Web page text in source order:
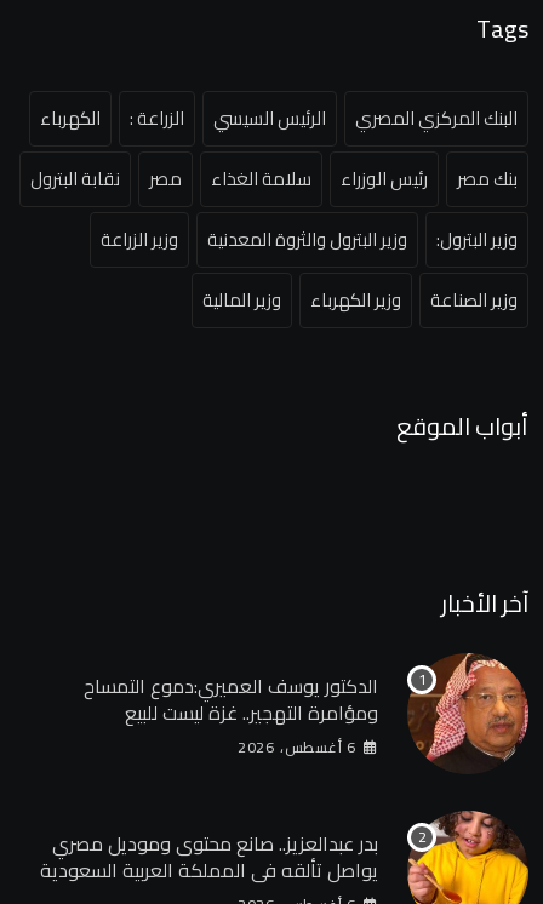
Tags
البنك المركزي المصري الرئيس السيسي الزراعة :
الكهرباء
بنك مصر
رئيس الوزراء سلامة الغذاء مصر
نقابة البترول
وزير البترول:
وزير البترول والثروة المعدنية
وزير الزراعة
وزير الصناعة
وزير الكهرباء وزير المالية
أبواب الموقع
آخر الأخبار
الدكتور يوسف العميري:دموع التمساح
ومؤامرة التهجير.. غزة ليست للبيع
6 أغسطس، 2026
بدر عبدالعزيز.. صانع محتوى وموديل مصري
يواصل تألقه في المملكة العربية السعودية